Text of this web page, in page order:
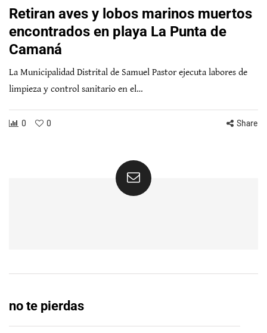
Retiran aves y lobos marinos muertos
encontrados en playa La Punta de
Camaná
La Municipalidad Distrital de Samuel Pastor ejecuta labores de
limpieza y control sanitario en el…
0 0 Share
no te pierdas